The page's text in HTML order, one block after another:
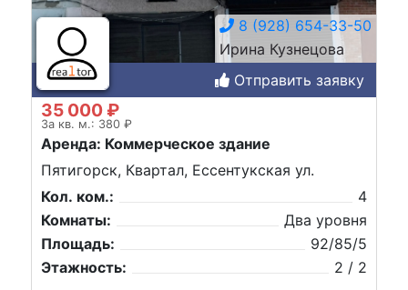
8 (928) 654-33-50
Ирина Кузнецова
Отправить заявку
35 000 ₽
За кв. м.: 380 ₽
Аренда: Коммерческое здание
Пятигорск, Квартал, Ессентукская ул.
Кол. ком.:
4
Комнаты:
Два уровня
Площадь:
92/85/5
Этажность:
2 / 2